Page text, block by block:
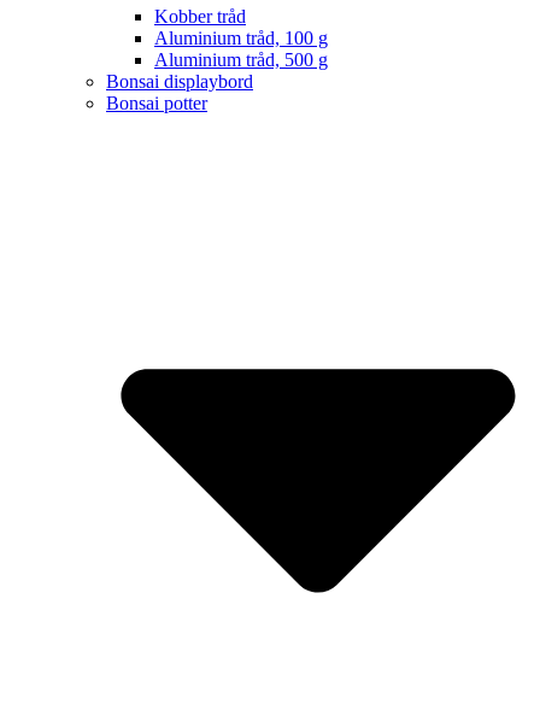
Kobber tråd
Aluminium tråd, 100 g
Aluminium tråd, 500 g
Bonsai displaybord
Bonsai potter